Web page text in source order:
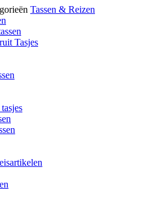
Tassen & Reizen
Tasjes